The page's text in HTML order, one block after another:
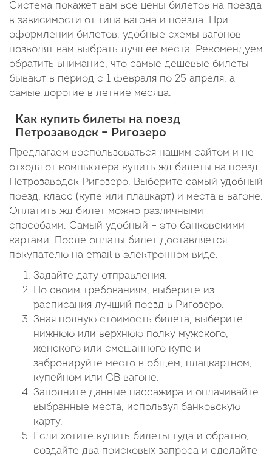
Система покажет вам все цены билетов на поезда
в зависимости от типа вагона и поезда. При
оформлении билетов, удобные схемы вагонов
позволят вам выбрать лучшее места. Рекомендуем
обратить внимание, что самые дешевые билеты
бывают в период с 1 февраля по 25 апреля, а
самые дорогие в летние месяца.
Как купить билеты на поезд
Петрозаводск – Ригозеро
Предлагаем воспользоваться нашим сайтом и не
отходя от компьютера купить жд билеты на поезд
Петрозаводск Ригозеро. Выберите самый удобный
поезд, класс (купе или плацкарт) и места в вагоне.
Оплатить жд билет можно различными
способами. Самый удобный – это банковскими
картами. После оплаты билет доставляется
покупателю на email в электронном виде.
Задайте дату отправления.
По своим требованиям, выберите из
расписания лучший поезд в Ригозеро.
Зная полную стоимость билета, выберите
нижнюю или верхнюю полку мужского,
женского или смешанного купе и
забронируйте место в общем, плацкартном,
купейном или СВ вагоне.
Заполните данные пассажира и оплачивайте
выбранные места, используя банковскую
карту.
Если хотите купить билеты туда и обратно,
создайте два поисковых запроса и сделайте